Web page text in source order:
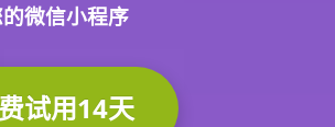
微信小程序
试用14天